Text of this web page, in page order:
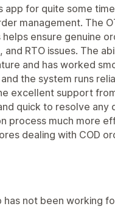
app for quite some
management. The
ensure genuine
RTO issues. The
and has worked
the system runs
excellent support
quick to resolve any
process much more
dealing with COD
not been working